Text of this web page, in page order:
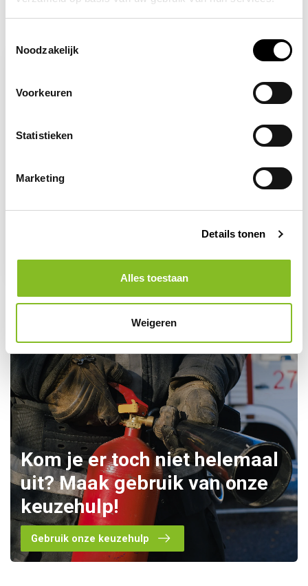
Noodzakelijk
Voorkeuren
Statistieken
Marketing
Details tonen
Alles toestaan
Weigeren
Kom je er toch niet helemaal
uit? Maak gebruik van onze
keuzehulp!
Gebruik onze keuzehulp